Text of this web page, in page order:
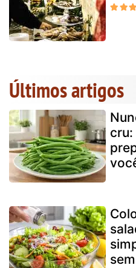
Últimos artigos
cru: